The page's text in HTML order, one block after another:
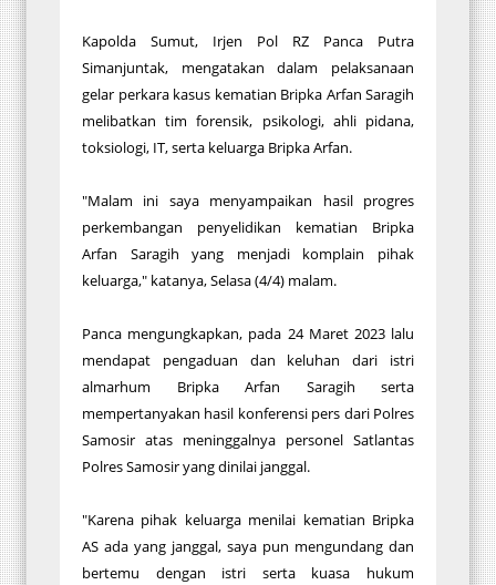
Kapolda Sumut, Irjen Pol RZ Panca Putra
Simanjuntak, mengatakan dalam pelaksanaan
gelar perkara kasus kematian Bripka Arfan Saragih
melibatkan tim forensik, psikologi, ahli pidana,
toksiologi, IT, serta keluarga Bripka Arfan.
"Malam ini saya menyampaikan hasil progres
perkembangan penyelidikan kematian Bripka
Arfan Saragih yang menjadi komplain pihak
keluarga," katanya, Selasa (4/4) malam.
Panca mengungkapkan, pada 24 Maret 2023 lalu
mendapat pengaduan dan keluhan dari istri
almarhum Bripka Arfan Saragih serta
mempertanyakan hasil konferensi pers dari Polres
Samosir atas meninggalnya personel Satlantas
Polres Samosir yang dinilai janggal.
"Karena pihak keluarga menilai kematian Bripka
AS ada yang janggal, saya pun mengundang dan
bertemu dengan istri serta kuasa hukum